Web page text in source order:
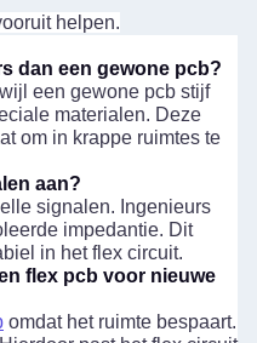
helpen.
dan een gewone pcb?
een gewone pcb stijf
materialen. Deze
om in krappe ruimtes te
aan?
signalen. Ingenieurs
impedantie. Dit
in het flex circuit.
flex pcb voor nieuwe
omdat het ruimte bespaart.